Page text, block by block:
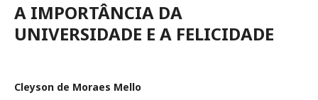
A IMPORTÂNCIA DA
UNIVERSIDADE E A FELICIDADE
Cleyson de Moraes Mello